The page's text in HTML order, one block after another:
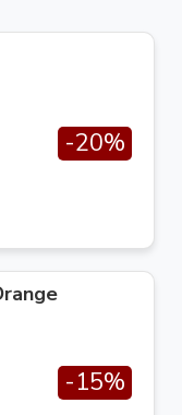
-20%
-15%